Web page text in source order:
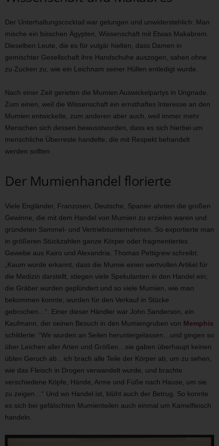
Der Unterhaltungscocktail war gelungen und unwiderstehlich: Man
mische ein bisschen Ägypten, Wissenschaft mit Etwas Makabrem.
Dieselben Leute, die es für vulgär hielten, dass Damen in
gemischter Gesellschaft ihre Handschuhe auszogen, sahen ohne
zu Zucken zu, wie ein Leichnam seiner Hüllen entledigt wurde.
Nach einer Zeit gerieten die Mumien Auswickelpartys in Ungnade.
Zum einen, weil die Wissenschaft ein ernsthaftes Interesse an den
Mumien entwickelte, zum anderen aber auch, weil immer mehr
Menschen sich dessen bewusstwurden, dass es sich hierbei um
menschliche Überreste handelte, die mit Respekt behandelt
werden sollten
Der Mumienhandel florierte
Viele Engländer, Franzosen, Deutsche, Spanier ahnten die großen
Gewinne, die mit dem Handel von Mumien zu erzielen waren und
gründeten Sammel- und Vertriebsunternehmen. So exportierte man
in größeren Stückzahlen ganze Körper oder fragmentiertes
Gewebe aus Kairo und Alexandria. Thomas Pettigrew schreibt:
„Kaum wurde erkannt, dass die Mumie einen wertvollen Artikel für
die Medizin darstellt, stiegen viele Spekulanten in den Handel ein;
die Gräber wurden geplündert und so viele Mumien, wie man
bekommen konnte, wurden für den Verkauf in Stücke
gebrochen…“. Einer dieser Händler war John Sanderson, ein
Kaufmann, der seinen Besuch in den Mumiengruben von Memphis
schilderte: “Wir wurden an Seilen heruntergelassen…und gingen so
über Leichen aller Arten und Größen…sie gaben überhaupt keinen
üblen Geruch ab…ich brach alle Teile der Körper ab, um zu sehen,
wie das Fleisch in Drogen verwandelt wurde, und brachte
verschiedene Köpfe, Hände, Arme und Füße nach Hause, um sie
zu zeigen…“ Und wo Handel ist, blüht auch der Betrug. So konnte
es sich bei gefälschten Mumienteilen auch einmal um Kamelfleisch
handeln.